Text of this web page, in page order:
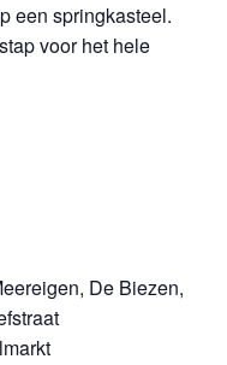
een springkasteel.
voor het hele
De Biezen,